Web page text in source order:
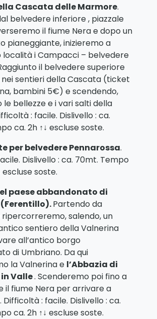
Cascata delle Marmore.
belvedere inferiore , piazzale
il fiume Nera e dopo un
pianeggiante, inizieremo a
località i Campacci – belvedere
il belvedere superiore
sentieri della Cascata (ticket
bambini 5€) e scendendo,
bellezze e i vari salti della
: facile. Dislivello : ca.
ca. 2h ↑↓ escluse soste.
per belvedere Pennarossa.
Dislivello : ca. 70mt. Tempo
escluse soste.
paese abbandonato di
.Partendo da
salendo, un
sentiero della Valnerina
all’antico borgo
di Umbriano. Da qui
la Valnerina e l’Abbazia di
Valle. Scenderemo poi fino a
il fiume Nera per arrivare a
: facile. Dislivello : ca.
ca. 2h ↑↓ escluse soste.